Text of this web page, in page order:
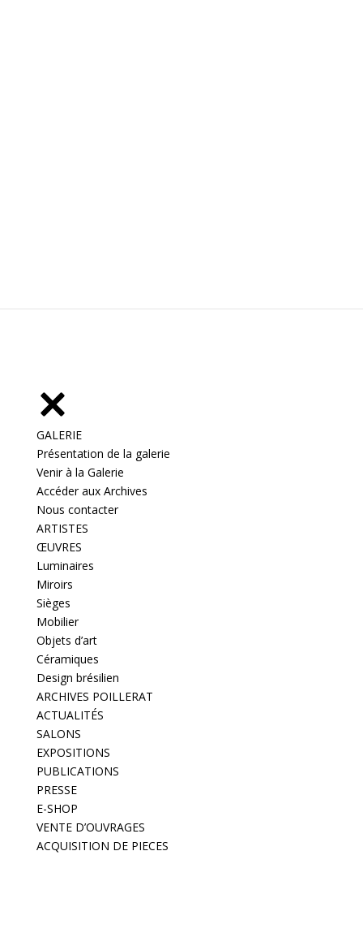
GALERIE
Présentation de la galerie
Venir à la Galerie
Accéder aux Archives
Nous contacter
ARTISTES
ŒUVRES
Luminaires
Miroirs
Sièges
Mobilier
Objets d’art
Céramiques
Design brésilien
ARCHIVES POILLERAT
ACTUALITÉS
SALONS
EXPOSITIONS
PUBLICATIONS
PRESSE
E-SHOP
VENTE D’OUVRAGES
ACQUISITION DE PIECES